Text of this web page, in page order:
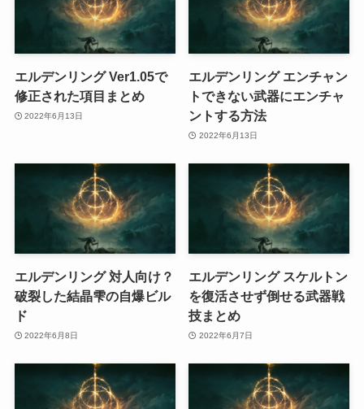
エルデンリング Ver1.05で
修正された項目まとめ
2022年6月13日
エルデンリング エンチャン
トできない武器にエンチャ
ントする方法
2022年6月13日
エルデンリング 対人向け？
破裂した結晶雫の自爆ビル
ド
2022年6月8日
エルデンリング スケルトン
を復活させず倒せる武器戦
技まとめ
2022年6月7日